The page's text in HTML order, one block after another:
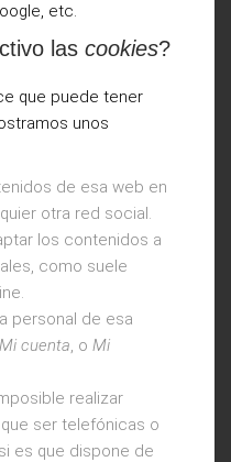
etc.
las cookies?
que puede tener
unos
de esa web en
otra red social.
los contenidos a
como suele
personal de esa
Mi cuenta, o Mi
realizar
ser telefónicas o
es que dispone de